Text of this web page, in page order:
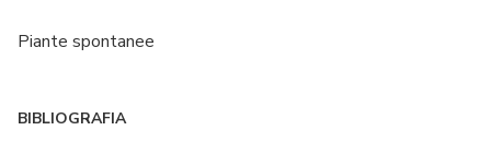
Piante spontanee
BIBLIOGRAFIA